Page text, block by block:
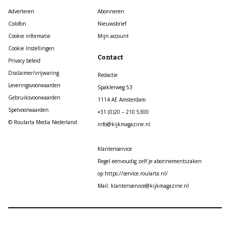
Adverteren
Colofon
Cookie informatie
Cookie Instellingen
Privacy beleid
Disclaimer/vrijwaring
Leveringsvoorwaarden
Gebruiksvoorwaarden
Spelvoorwaarden
© Roularta Media Nederland
Abonneren
Nieuwsbrief
Mijn account
Contact
Redactie
Spaklerweg 53
1114 AE Amsterdam
+31 (0)20 – 210 5300
info@kijkmagazine.nl
Klantenservice
Regel eenvoudig zelf je abonnementszaken
op https://service.roularta.nl/
Mail: klantenservice@kijkmagazine.nl